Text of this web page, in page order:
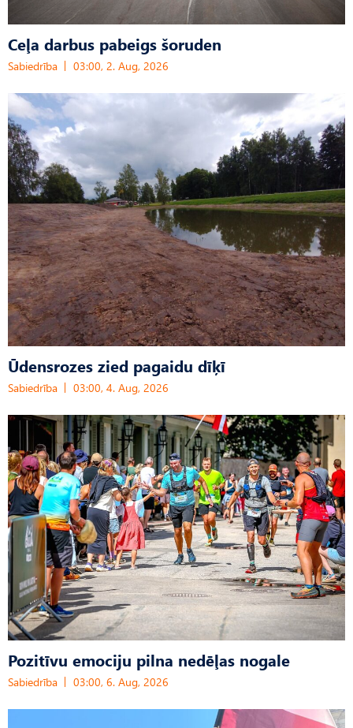
Ceļa darbus pabeigs šoruden
Sabiedrība 03:00, 2. Aug, 2026
Ūdensrozes zied pagaidu dīķī
Sabiedrība 03:00, 4. Aug, 2026
Pozitīvu emociju pilna nedēļas nogale
Sabiedrība 03:00, 6. Aug, 2026